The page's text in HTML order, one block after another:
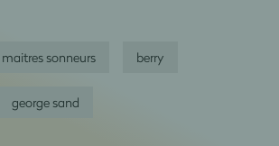
maitres sonneurs berry
george sand